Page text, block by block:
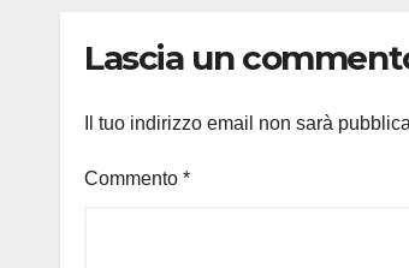
Lascia un
Il tuo indirizzo email non sarà
Commento *